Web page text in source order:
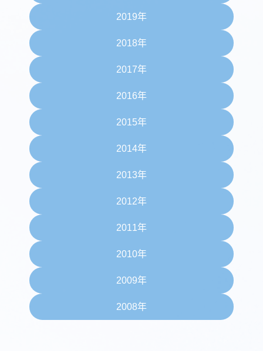
2019年
2018年
2017年
2016年
2015年
2014年
2013年
2012年
2011年
2010年
2009年
2008年